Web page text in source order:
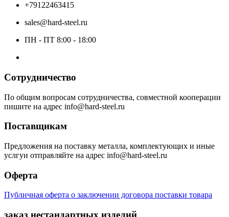
+79122463415
sales@hard-steel.ru
ПН - ПТ 8:00 - 18:00
Сотрудничество
По общим вопросам сотрудничества, совместной кооперации
пишите на адрес info@hard-steel.ru
Поставщикам
Предложения на поставку металла, комплектующих и иные
услгуи отправляйте на адрес info@hard-steel.ru
Оферта
Публичная оферта о заключении договора поставки товара
заказ нестандартных изделий